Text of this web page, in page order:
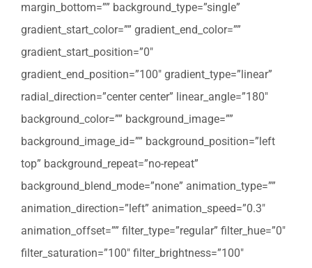
margin_bottom=”” background_type=”single”
gradient_start_color=”” gradient_end_color=””
gradient_start_position=”0″
gradient_end_position=”100″ gradient_type=”linear”
radial_direction=”center center” linear_angle=”180″
background_color=”” background_image=””
background_image_id=”” background_position=”left
top” background_repeat=”no-repeat”
background_blend_mode=”none” animation_type=””
animation_direction=”left” animation_speed=”0.3″
animation_offset=”” filter_type=”regular” filter_hue=”0″
filter_saturation=”100″ filter_brightness=”100″